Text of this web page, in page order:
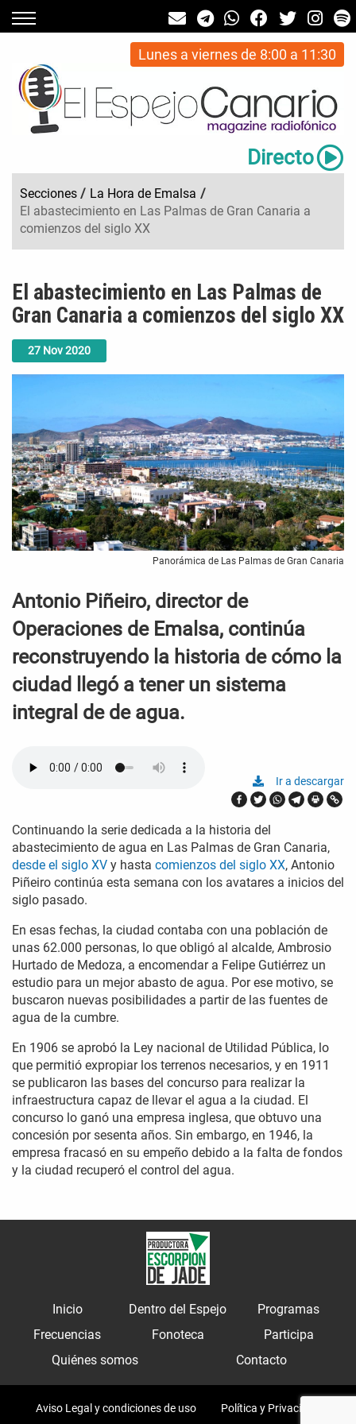
Lunes a viernes de 8:00 a 11:30
Directo
Secciones / La Hora de Emalsa /
El abastecimiento en Las Palmas de Gran Canaria a
comienzos del siglo XX
27 Nov2020
El abastecimiento en Las Palmas de
Gran Canaria a comienzos del siglo XX
Panorámica de Las Palmas de Gran Canaria
Antonio Piñeiro, director de
Operaciones de Emalsa, continúa
reconstruyendo la historia de cómo la
ciudad llegó a tener un sistema
integral de de agua.
Ir a descargar
Continuando la serie dedicada a la historia del
abastecimiento de agua en Las Palmas de Gran Canaria,
desde el siglo XV y hasta comienzos del siglo XX, Antonio
Piñeiro continúa esta semana con los avatares a inicios del
siglo pasado.
En esas fechas, la ciudad contaba con una población de
unas 62.000 personas, lo que obligó al alcalde, Ambrosio
Hurtado de Medoza, a encomendar a Felipe Gutiérrez un
estudio para un mejor abasto de agua. Por ese motivo, se
buscaron nuevas posibilidades a partir de las fuentes de
agua de la cumbre.
En 1906 se aprobó la Ley nacional de Utilidad Pública, lo
que permitió expropiar los terrenos necesarios, y en 1911
se publicaron las bases del concurso para realizar la
infraestructura capaz de llevar el agua a la ciudad. El
concurso lo ganó una empresa inglesa, que obtuvo una
concesión por sesenta años. Sin embargo, en 1946, la
empresa fracasó en su empeño debido a la falta de fondos
y la ciudad recuperó el control del agua.
Inicio Dentro del Espejo
Programas
Frecuencias
Fonoteca
Participa
Quiénes somos
Contacto
Aviso Legal y condiciones de uso Política y Privacidad